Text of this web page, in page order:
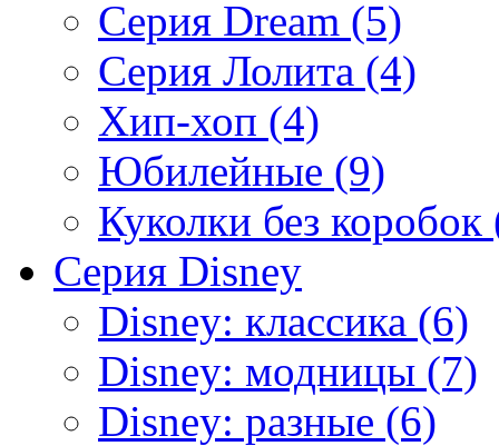
Серия Dream (5)
Серия Лолита (4)
Хип-хоп (4)
Юбилейные (9)
Куколки без коробок
Серия Disney
Disney: классика (6)
Disney: модницы (7)
Disney: разные (6)